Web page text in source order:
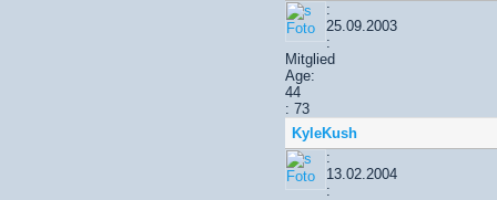
:
25.09.2003
:
Mitglied
Age:
44
: 73
KyleKush
:
13.02.2004
: